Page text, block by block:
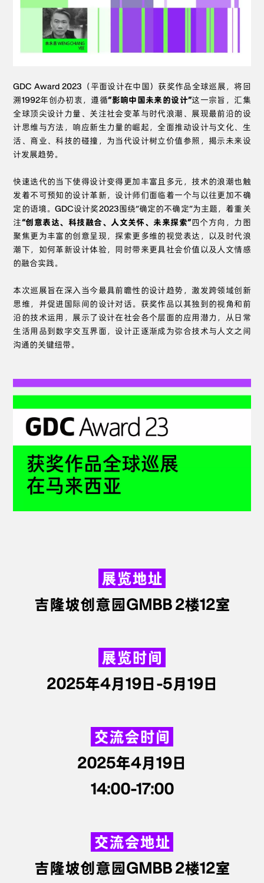
GDC Award 2023（平面设计在中国）获奖作品全球巡展，将回
溯1992年创办初衷，遵循“影响中国未来的设计”这一宗旨，汇集
全球顶尖设计力量、关注社会变革与时代浪潮、展现最前沿的设
计思维与方法，响应新生力量的崛起，全面推动设计与文化、生
活、商业、科技的碰撞，为当代设计树立价值参照，揭示未来设
计发展趋势。
快速迭代的当下使得设计变得更加丰富且多元，技术的浪潮也触
发着不可预知的设计革新，设计师们面临着一个与以往更加不确
定的语境。GDC设计奖2023围绕“确定的不确定”为主题，着重关
注“创意表达、科技融合、人文关怀、未来探索”四个方向，力图
聚焦更为丰富的创意呈现，探索更多维的视觉表达，以及时代浪
潮下，如何革新设计体验，同时带来更具社会价值以及人文情感
的融合实践。
本次巡展旨在深入当今最具前瞻性的设计趋势，激发跨领域创新
思维，并促进国际间的设计对话。获奖作品以其独到的视角和前
沿的技术运用，展示了设计在社会各个层面的应用潜力，从日常
生活用品到数字交互界面，设计正逐渐成为弥合技术与人文之间
沟通的关键纽带。
展览地址
吉隆坡创意园GMBB2楼12室
展览时间
2025年4月19日-5月19日
交流会时间
2025年4月19日
14:00-17:00
交流会地址
吉隆坡创意园GMBB2楼12室